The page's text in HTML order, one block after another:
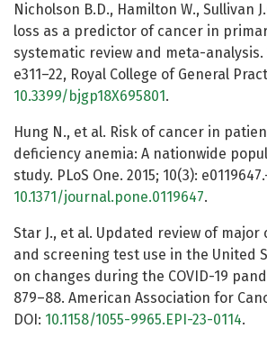
Nicholson B.D., Hamilton W., Sullivan
loss as a predictor of cancer in
systematic review and meta-analysis.
e311–22, Royal College of General
10.3399/bjgp18X695801 .
Hung N., et al. Risk of cancer in
deficiency anemia: A nationwide
study. PLoS One. 2015; 10(3):
10.1371/journal.pone.0119647.
Star J., et al. Updated review of
and screening test use in the United
on changes during the COVID-19
879–88. American Association for
DOI: 10.1158/1055-9965.EPI-23-0114.